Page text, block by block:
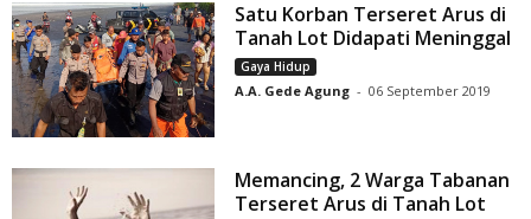
Satu Korban Terseret Arus di
Tanah Lot Didapati Meninggal
Gaya Hidup
A.A. Gede Agung - 06 September 2019
Memancing, 2 Warga Tabanan
Terseret Arus di Tanah Lot